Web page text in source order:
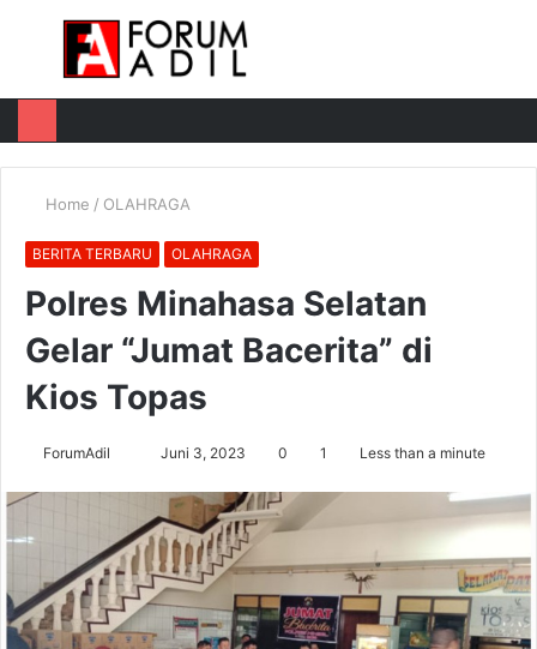
Menu
Home / OLAHRAGA
BERITA TERBARU OLAHRAGA
Polres Minahasa Selatan
Gelar “Jumat Bacerita” di
Kios Topas
ForumAdil Juni 3, 2023 0 1 Less than a minute